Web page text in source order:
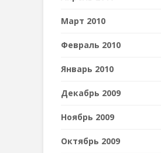
Март 2010
Февраль 2010
Январь 2010
Декабрь 2009
Ноябрь 2009
Октябрь 2009